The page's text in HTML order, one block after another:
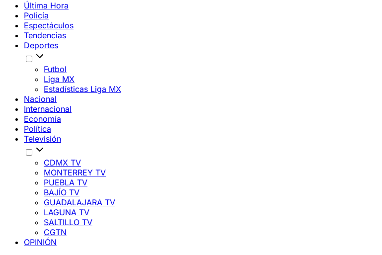
Última Hora
Policía
Espectáculos
Tendencias
Deportes
Futbol
Liga MX
Estadísticas Liga MX
Nacional
Internacional
Economía
Política
Televisión
CDMX TV
MONTERREY TV
PUEBLA TV
BAJÍO TV
GUADALAJARA TV
LAGUNA TV
SALTILLO TV
CGTN
OPINIÓN